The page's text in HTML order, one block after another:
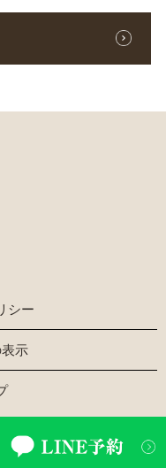
シー
示
無断複写・転載を禁じ